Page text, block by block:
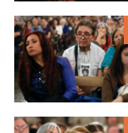
Zoom
Zoom